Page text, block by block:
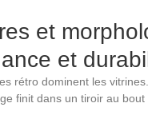
et
et
rétro dominent les
finit dans un tiroir au bout